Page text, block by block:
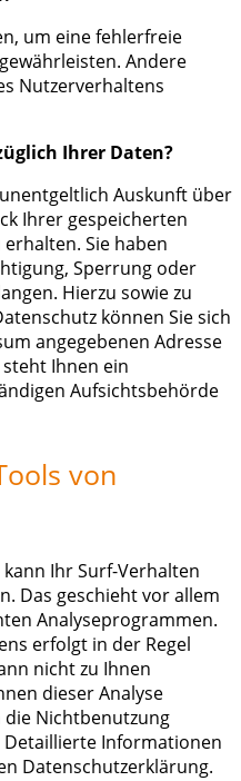
um eine fehlerfreie
Andere
Nutzerverhaltens
Ihrer Daten?
Auskunft über
Ihrer gespeicherten
Sie haben
Sperrung oder
Hierzu sowie zu
können Sie sich
angegebenen Adresse
Ihnen ein
Aufsichtsbehörde
von
Ihr Surf-Verhalten
Das geschieht vor allem
Analyseprogrammen.
erfolgt in der Regel
nicht zu Ihnen
dieser Analyse
Nichtbenutzung
Informationen
Datenschutzerklärung.